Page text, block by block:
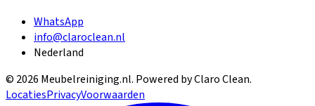
WhatsApp
info@claroclean.nl
Nederland
© 2026 Meubelreiniging.nl. Powered by Claro Clean.
LocatiesPrivacyVoorwaarden